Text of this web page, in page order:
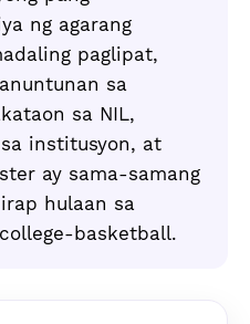
ng agarang
paglipat,
sa
sa NIL,
institusyon, at
ay sama-samang
hulaan sa
basketball.